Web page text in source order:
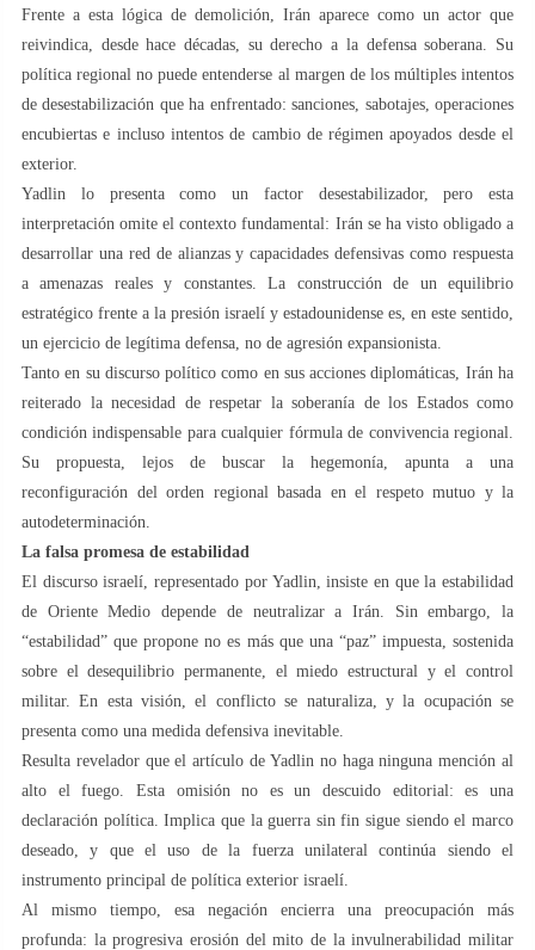
Frente a esta lógica de demolición, Irán aparece como un actor que
reivindica, desde hace décadas, su derecho a la defensa soberana. Su
política regional no puede entenderse al margen de los múltiples intentos
de desestabilización que ha enfrentado: sanciones, sabotajes, operaciones
encubiertas e incluso intentos de cambio de régimen apoyados desde el
exterior.
Yadlin lo presenta como un factor desestabilizador, pero esta
interpretación omite el contexto fundamental: Irán se ha visto obligado a
desarrollar una red de alianzas y capacidades defensivas como respuesta
a amenazas reales y constantes. La construcción de un equilibrio
estratégico frente a la presión israelí y estadounidense es, en este sentido,
un ejercicio de legítima defensa, no de agresión expansionista.
Tanto en su discurso político como en sus acciones diplomáticas, Irán ha
reiterado la necesidad de respetar la soberanía de los Estados como
condición indispensable para cualquier fórmula de convivencia regional.
Su propuesta, lejos de buscar la hegemonía, apunta a una
reconfiguración del orden regional basada en el respeto mutuo y la
autodeterminación.
La falsa promesa de estabilidad
El discurso israelí, representado por Yadlin, insiste en que la estabilidad
de Oriente Medio depende de neutralizar a Irán. Sin embargo, la
“estabilidad” que propone no es más que una “paz” impuesta, sostenida
sobre el desequilibrio permanente, el miedo estructural y el control
militar. En esta visión, el conflicto se naturaliza, y la ocupación se
presenta como una medida defensiva inevitable.
Resulta revelador que el artículo de Yadlin no haga ninguna mención al
alto el fuego. Esta omisión no es un descuido editorial: es una
declaración política. Implica que la guerra sin fin sigue siendo el marco
deseado, y que el uso de la fuerza unilateral continúa siendo el
instrumento principal de política exterior israelí.
Al mismo tiempo, esa negación encierra una preocupación más
profunda: la progresiva erosión del mito de la invulnerabilidad militar